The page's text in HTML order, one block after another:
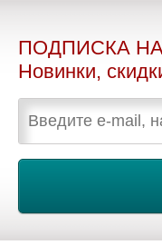
ПОДПИСКА
Новинки,